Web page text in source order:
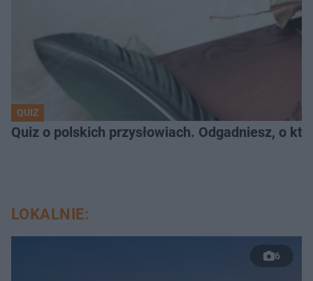
QUIZ
Quiz o polskich przysłowiach. Odgadniesz, o
LOKALNIE:
6